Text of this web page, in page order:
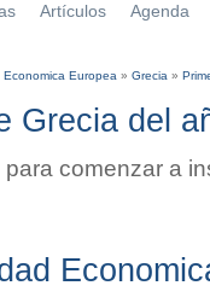
Artículos Agenda
Economica Europea » Grecia »
Grecia del
para comenzar a